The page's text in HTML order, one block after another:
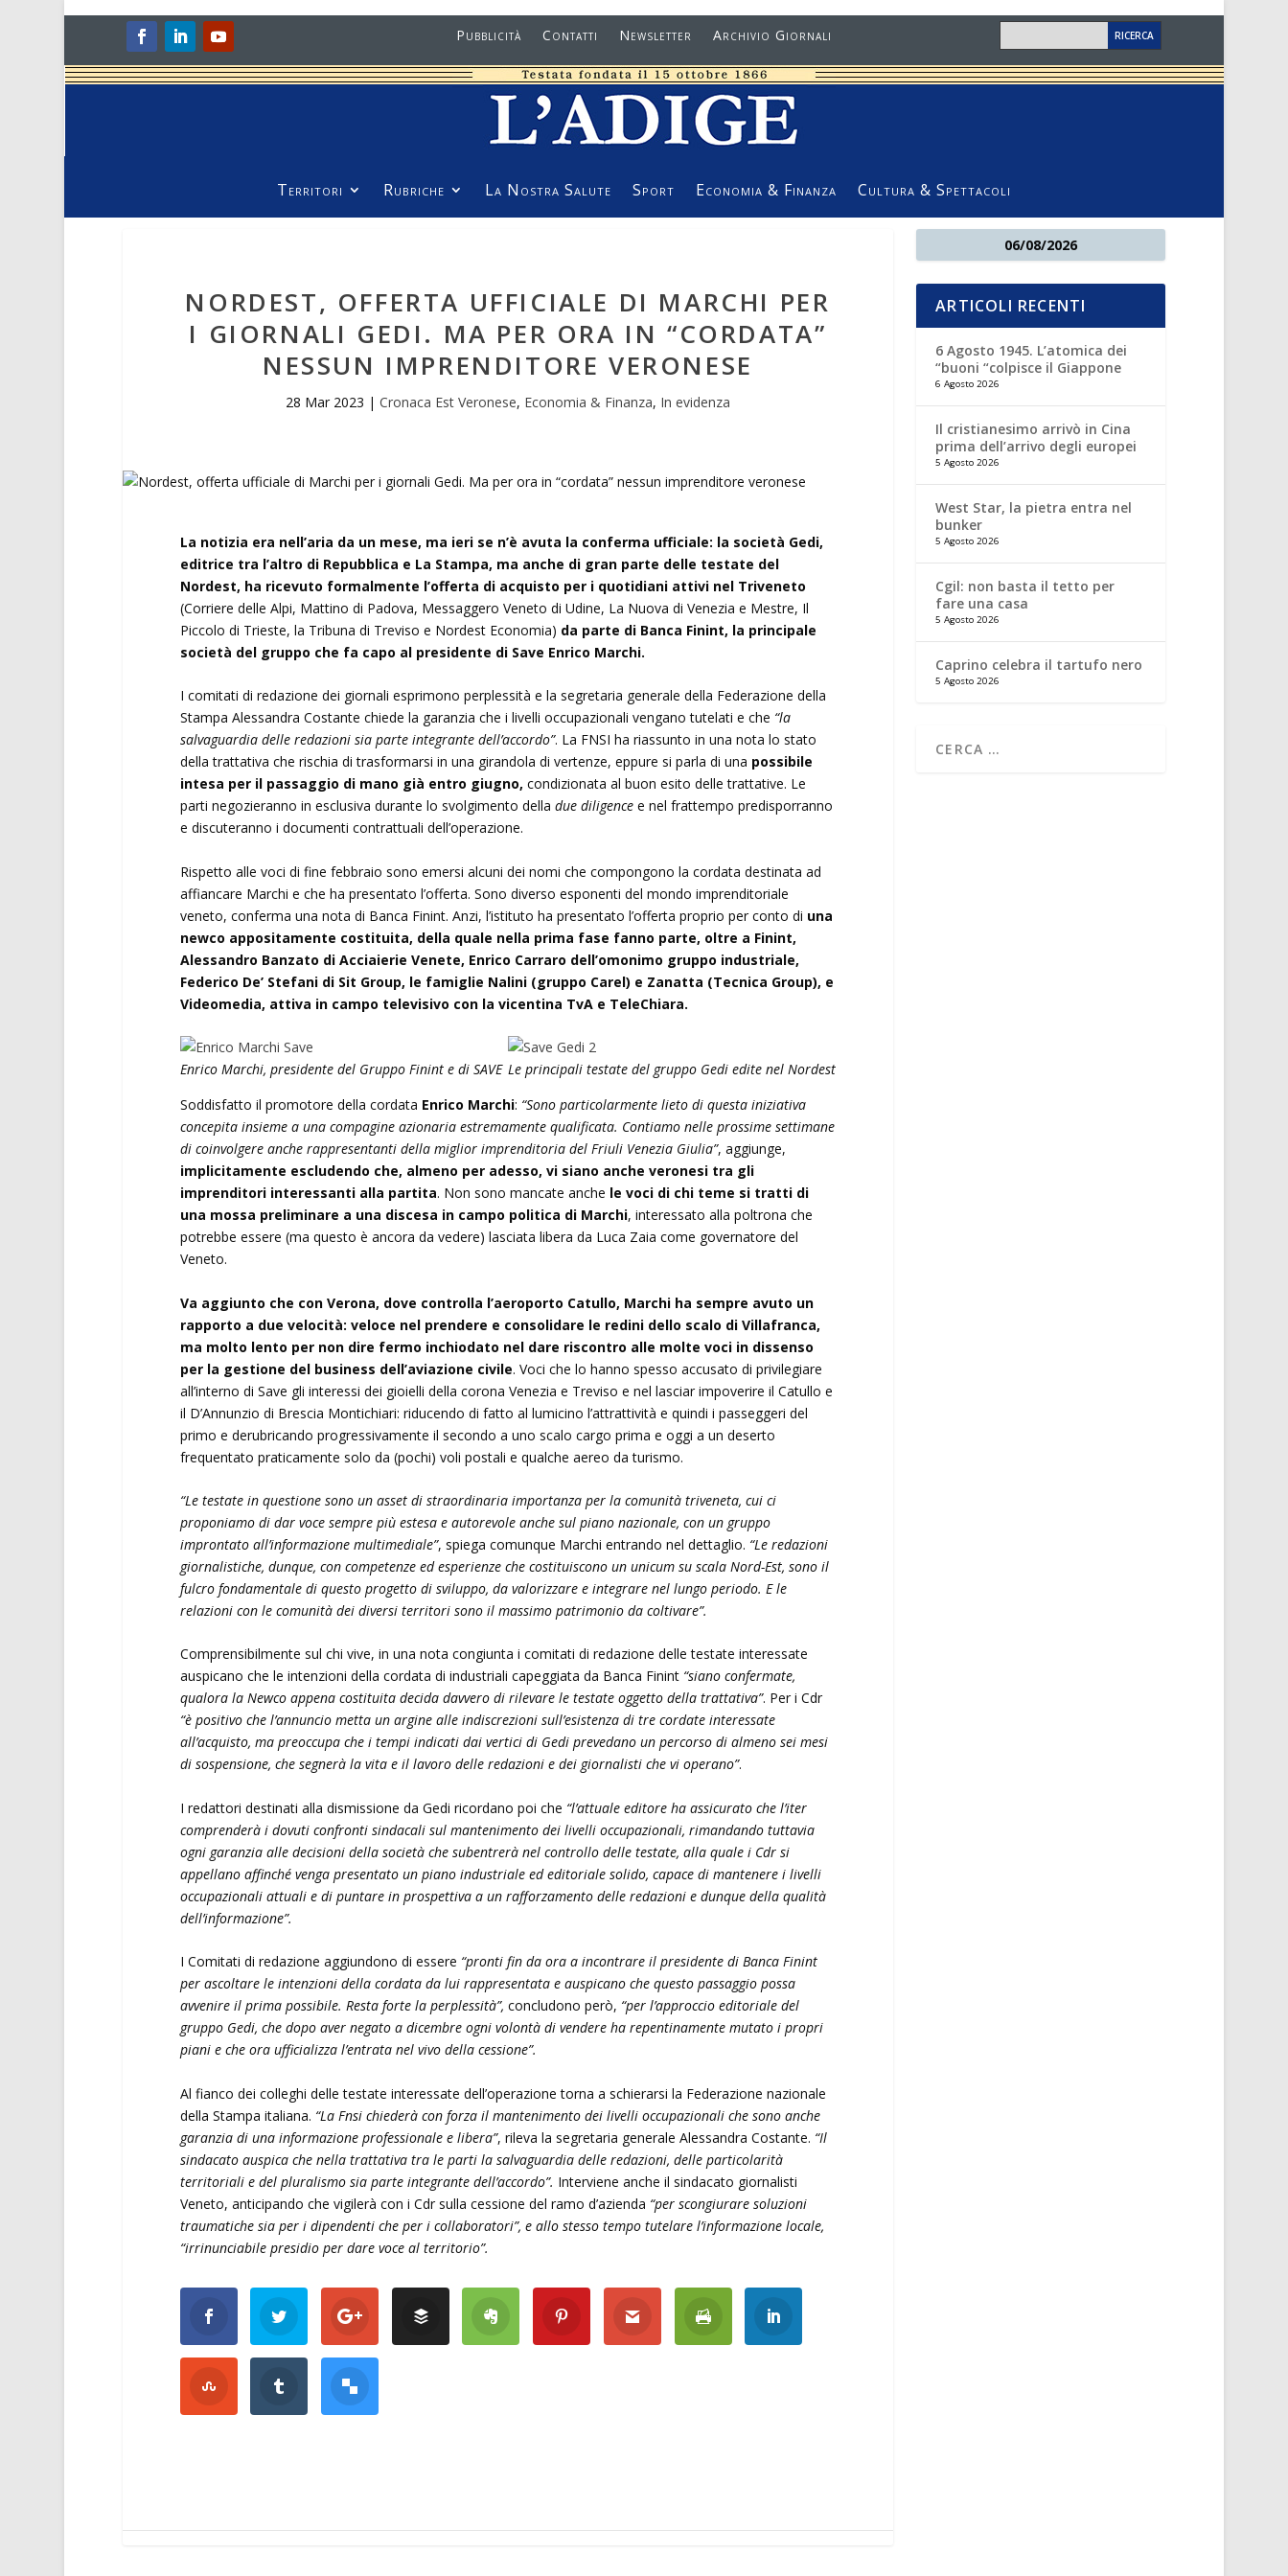
Pubblicità Contatti Newsletter Archivio Giornali
Territori Rubriche La Nostra Salute Sport Economia & Finanza Cultura & Spettacoli
NORDEST, OFFERTA UFFICIALE DI MARCHI PER
I GIORNALI GEDI. MA PER ORA IN “CORDATA”
NESSUN IMPRENDITORE VERONESE
28 Mar 2023 | Cronaca Est Veronese, Economia & Finanza, In evidenza
La notizia era nell’aria da un mese, ma ieri se n’è avuta la conferma ufficiale: la società Gedi,
editrice tra l’altro di Repubblica e La Stampa, ma anche di gran parte delle testate del
Nordest, ha ricevuto formalmente l’offerta di acquisto per i quotidiani attivi nel Triveneto
(Corriere delle Alpi, Mattino di Padova, Messaggero Veneto di Udine, La Nuova di Venezia e Mestre, Il
Piccolo di Trieste, la Tribuna di Treviso e Nordest Economia) da parte di Banca Finint, la principale
società del gruppo che fa capo al presidente di Save Enrico Marchi.
I comitati di redazione dei giornali esprimono perplessità e la segretaria generale della Federazione della
Stampa Alessandra Costante chiede la garanzia che i livelli occupazionali vengano tutelati e che “la
salvaguardia delle redazioni sia parte integrante dell’accordo”. La FNSI ha riassunto in una nota lo stato
della trattativa che rischia di trasformarsi in una girandola di vertenze, eppure si parla di una possibile
intesa per il passaggio di mano già entro giugno, condizionata al buon esito delle trattative. Le
parti negozieranno in esclusiva durante lo svolgimento della due diligencee nel frattempo predisporranno
e discuteranno i documenti contrattuali dell’operazione.
Rispetto alle voci di fine febbraio sono emersi alcuni dei nomi che compongono la cordata destinata ad
affiancare Marchi e che ha presentato l’offerta. Sono diverso esponenti del mondo imprenditoriale
veneto, conferma una nota di Banca Finint. Anzi, l’istituto ha presentato l’offerta proprio per conto di una
newco appositamente costituita, della quale nella prima fase fanno parte, oltre a Finint,
Alessandro Banzato di Acciaierie Venete, Enrico Carraro dell’omonimo gruppo industriale,
Federico De’ Stefani di Sit Group, le famiglie Nalini (gruppo Carel) e Zanatta (Tecnica Group), e
Videomedia, attiva in campo televisivo con la vicentina TvA e TeleChiara.
Enrico Marchi, presidente del Gruppo Finint e di SAVE Le principali testate del gruppo Gedi edite nel Nordest
Soddisfatto il promotore della cordata Enrico Marchi: “Sono particolarmente lieto di questa iniziativa
concepita insieme a una compagine azionaria estremamente qualificata. Contiamo nelle prossime settimane
di coinvolgere anche rappresentanti della miglior imprenditoria del Friuli Venezia Giulia”, aggiunge,
implicitamente escludendo che, almeno per adesso, vi siano anche veronesi tra gli
imprenditori interessanti alla partita. Non sono mancate anche le voci di chi teme si tratti di
una mossa preliminare a una discesa in campo politica di Marchi, interessato alla poltrona che
potrebbe essere (ma questo è ancora da vedere) lasciata libera da Luca Zaia come governatore del
Veneto.
Va aggiunto che con Verona, dove controlla l’aeroporto Catullo, Marchi ha sempre avuto un
rapporto a due velocità: veloce nel prendere e consolidare le redini dello scalo di Villafranca,
ma molto lento per non dire fermo inchiodato nel dare riscontro alle molte voci in dissenso
per la gestione del business dell’aviazione civile. Voci che lo hanno spesso accusato di privilegiare
all’interno di Save gli interessi dei gioielli della corona Venezia e Treviso e nel lasciar impoverire il Catullo e
il D’Annunzio di Brescia Montichiari: riducendo di fatto al lumicino l’attrattività e quindi i passeggeri del
primo e derubricando progressivamente il secondo a uno scalo cargo prima e oggi a un deserto
frequentato praticamente solo da (pochi) voli postali e qualche aereo da turismo.
“Le testate in questione sono un asset di straordinaria importanza per la comunità triveneta, cui ci
proponiamo di dar voce sempre più estesa e autorevole anche sul piano nazionale, con un gruppo
improntato all’informazione multimediale”, spiega comunque Marchi entrando nel dettaglio. “Le redazioni
giornalistiche, dunque, con competenze ed esperienze che costituiscono un unicum su scala Nord-Est, sono il
fulcro fondamentale di questo progetto di sviluppo, da valorizzare e integrare nel lungo periodo. E le
relazioni con le comunità dei diversi territori sono il massimo patrimonio da coltivare”.
Comprensibilmente sul chi vive, in una nota congiunta i comitati di redazione delle testate interessate
auspicano che le intenzioni della cordata di industriali capeggiata da Banca Finint “siano confermate,
qualora la Newco appena costituita decida davvero di rilevare le testate oggetto della trattativa”. Per i Cdr
“è positivo che l’annuncio metta un argine alle indiscrezioni sull’esistenza di tre cordate interessate
all’acquisto, ma preoccupa che i tempi indicati dai vertici di Gedi prevedano un percorso di almeno sei mesi
di sospensione, che segnerà la vita e il lavoro delle redazioni e dei giornalisti che vi operano”.
I redattori destinati alla dismissione da Gedi ricordano poi che “l’attuale editore ha assicurato che l’iter
comprenderà i dovuti confronti sindacali sul mantenimento dei livelli occupazionali, rimandando tuttavia
ogni garanzia alle decisioni della società che subentrerà nel controllo delle testate, alla quale i Cdr si
appellano affinché venga presentato un piano industriale ed editoriale solido, capace di mantenere i livelli
occupazionali attuali e di puntare in prospettiva a un rafforzamento delle redazioni e dunque della qualità
dell’informazione”.
I Comitati di redazione aggiundono di essere “pronti fin da ora a incontrare il presidente di Banca Finint
per ascoltare le intenzioni della cordata da lui rappresentata e auspicano che questo passaggio possa
avvenire il prima possibile. Resta forte la perplessità”, concludono però, “per l’approccio editoriale del
gruppo Gedi, che dopo aver negato a dicembre ogni volontà di vendere ha repentinamente mutato i propri
piani e che ora ufficializza l’entrata nel vivo della cessione”.
Al fianco dei colleghi delle testate interessate dell’operazione torna a schierarsi la Federazione nazionale
della Stampa italiana. “La Fnsi chiederà con forza il mantenimento dei livelli occupazionali che sono anche
garanzia di una informazione professionale e libera”, rileva la segretaria generale Alessandra Costante. “Il
sindacato auspica che nella trattativa tra le parti la salvaguardia delle redazioni, delle particolarità
territoriali e del pluralismo sia parte integrante dell’accordo”. Interviene anche il sindacato giornalisti
Veneto, anticipando che vigilerà con i Cdr sulla cessione del ramo d’azienda “per scongiurare soluzioni
traumatiche sia per i dipendenti che per i collaboratori”, e allo stesso tempo tutelare l’informazione locale,
“irrinunciabile presidio per dare voce al territorio”.
06/08/2026
ARTICOLI RECENTI
6 Agosto 1945. L’atomica dei
“buoni “colpisce il Giappone
6 Agosto 2026
Il cristianesimo arrivò in Cina
prima dell’arrivo degli europei
5 Agosto 2026
West Star, la pietra entra nel
bunker
5 Agosto 2026
Cgil: non basta il tetto per
fare una casa
5 Agosto 2026
Caprino celebra il tartufo nero
5 Agosto 2026